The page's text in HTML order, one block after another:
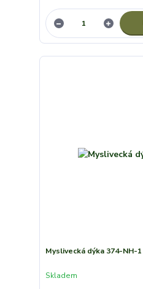
Myslivecká dýka 374-NH-1
Skladem